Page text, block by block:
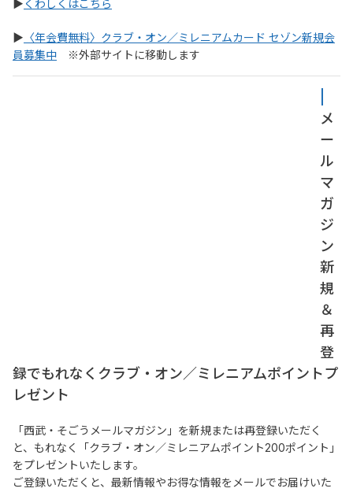
▶ くわしくはこちら
▶ 〈年会費無料〉クラブ・オン／ミレニアムカード セゾン新規会
員募集中 ※外部サイトに移動します
メ
ー
ル
マ
ガ
ジ
ン
新
規
＆
再
登
録でもれなくクラブ・オン／ミレニアムポイントプ
レゼント
「西武・そごうメールマガジン」を新規または再登録いただく
と、もれなく「クラブ・オン／ミレニアムポイント200ポイント」
をプレゼントいたします。
ご登録いただくと、最新情報やお得な情報をメールでお届けいた